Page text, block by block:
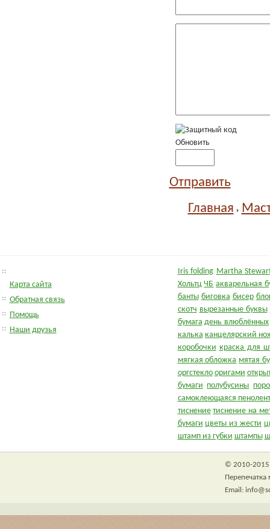
Обновить
Отправить
Главная
Карта сайта
Обратная связь
Помощь
Наши друзья
Iris folding Martha
Хольтц ЧБ акварельная
банты биговка бисер
скотч вырезанные буквы
бумага день влюблённых
калька канцелярский
коробочки краска для
мягкая обложка мятая
оргстекло оригами
бумаги полубусины
самоклеющаяся
тиснение тиснение на
бумаги цветы из жести
штамп из губки штампы
© 2010-2015
Email: